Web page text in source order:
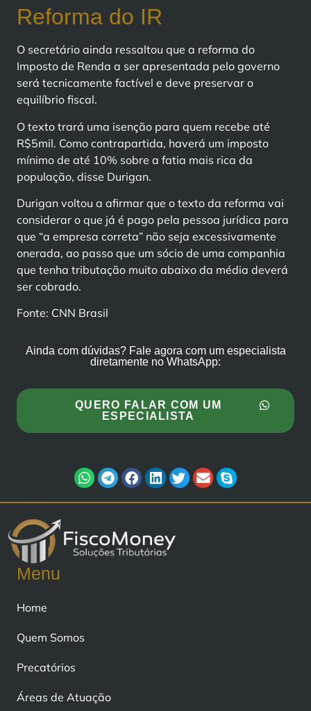
Reforma do IR
O secretário ainda ressaltou que a reforma do
Imposto de Renda a ser apresentada pelo governo
será tecnicamente factível e deve preservar o
equilíbrio fiscal.
O texto trará uma isenção para quem recebe até
R$5mil. Como contrapartida, haverá um imposto
mínimo de até 10% sobre a fatia mais rica da
população, disse Durigan.
Durigan voltou a afirmar que o texto da reforma vai
considerar o que já é pago pela pessoa jurídica para
que “a empresa correta” não seja excessivamente
onerada, ao passo que um sócio de uma companhia
que tenha tributação muito abaixo da média deverá
ser cobrado.
Fonte: CNN Brasil
Ainda com dúvidas? Fale agora com um especialista
diretamente no WhatsApp:
QUERO FALAR COM UM
ESPECIALISTA
Menu
Home
Quem Somos
Precatórios
Áreas de Atuação